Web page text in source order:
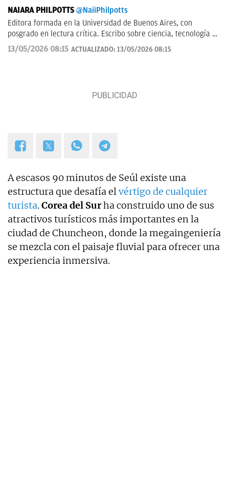
NAIARA PHILPOTTS @NaiiPhilpotts
Editora formada en la Universidad de Buenos Aires, con
posgrado en lectura crítica. Escribo sobre ciencia, tecnología y
actualidad. Soy escritora de novelas y gran aficionada a la
ciencia ficción.
13/05/2026 08:15 ACTUALIZADO: 13/05/2026 08:15
A escasos 90 minutos de Seúl existe una
estructura que desafía elvértigo de cualquier
turista.Corea del Surha construido uno de sus
atractivos turísticos más importantes en la
ciudad de Chuncheon, donde la megaingeniería
se mezcla con el paisaje fluvial para ofrecer una
experiencia inmersiva.